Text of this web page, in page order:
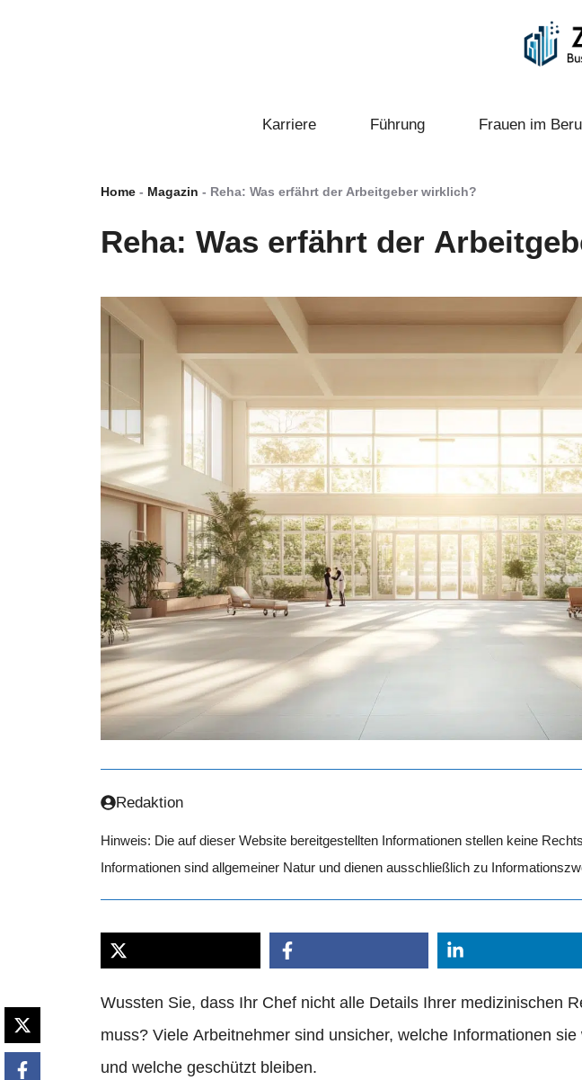
Karriere Führung Frauen im
Home - Magazin - Reha: Was erfährt der Arbeitgeber wirklich?
Reha: Was erfährt der
Redaktion
Hinweis: Die auf dieser Website bereitgestellten Informationen stellen keine
Informationen sind allgemeiner Natur und dienen ausschließlich zu
Wussten Sie, dass Ihr Chef nicht alle Details Ihrer medizinischen
muss? Viele Arbeitnehmer sind unsicher, welche Informationen
und welche geschützt bleiben.